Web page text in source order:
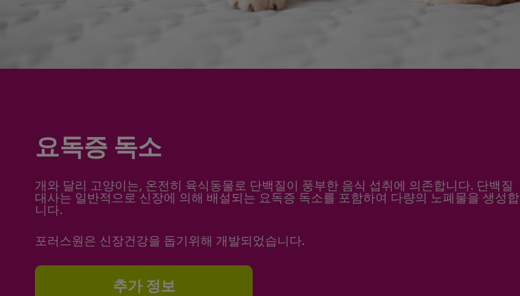
요독증 독소
개와 달리 고양이는, 온전히 육식동물로 단백질이 풍부한 음식 섭취에 의존합니다. 단백질
대사는 일반적으로 신장에 의해 배설되는 요독증 독소를 포함하여 다량의 노폐물을 생성합
니다.
포러스원은 신장건강을 돕기위해 개발되었습니다.
추가 정보